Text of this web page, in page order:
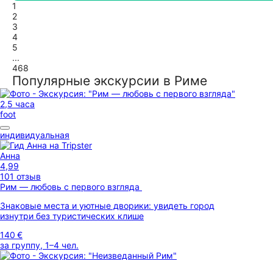
1
2
3
4
5
...
468
Популярные экскурсии в Риме
2,5 часа
foot
индивидуальная
Анна
4,99
101 отзыв
Рим — любовь с первого взгляда
Знаковые места и уютные дворики: увидеть город
изнутри без туристических клише
140 €
за группу, 1–4 чел.